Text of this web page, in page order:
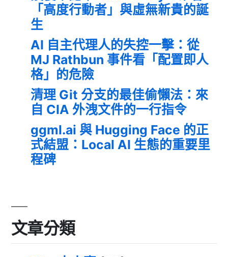
「高度行動者」與虛無新貴的誕
生
AI 自主代理人的失控一擊：從
MJ Rathbun 事件看「配置即人
格」的危險
清理 Git 分支的最佳偷懶法：來
自 CIA 外洩文件的一行指令
ggml.ai 與 Hugging Face 的正
式結盟：Local AI 生態的重要里
程碑
文章分類